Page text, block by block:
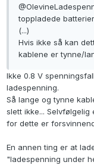
@Olevine
toppladede
(...)
Hvis ikke så kan
kablene er tynne/
Ikke 0.8 V
ladespenning.
Så lange og tynne
slett ikke...
for dette er
En annen ting er at
"ladespenning under